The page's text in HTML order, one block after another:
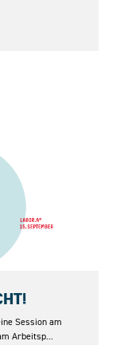
Session am
Arbeitsp...